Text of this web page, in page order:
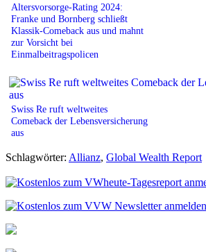
Altersvorsorge-Rating 2024:
Franke und Bornberg schließt
Klassik-Comeback aus und mahnt
zur Vorsicht bei
Einmalbeitragspolicen
Swiss Re ruft weltweites
Comeback der Lebensversicherung
aus
Schlagwörter: Allianz, Global Wealth Report